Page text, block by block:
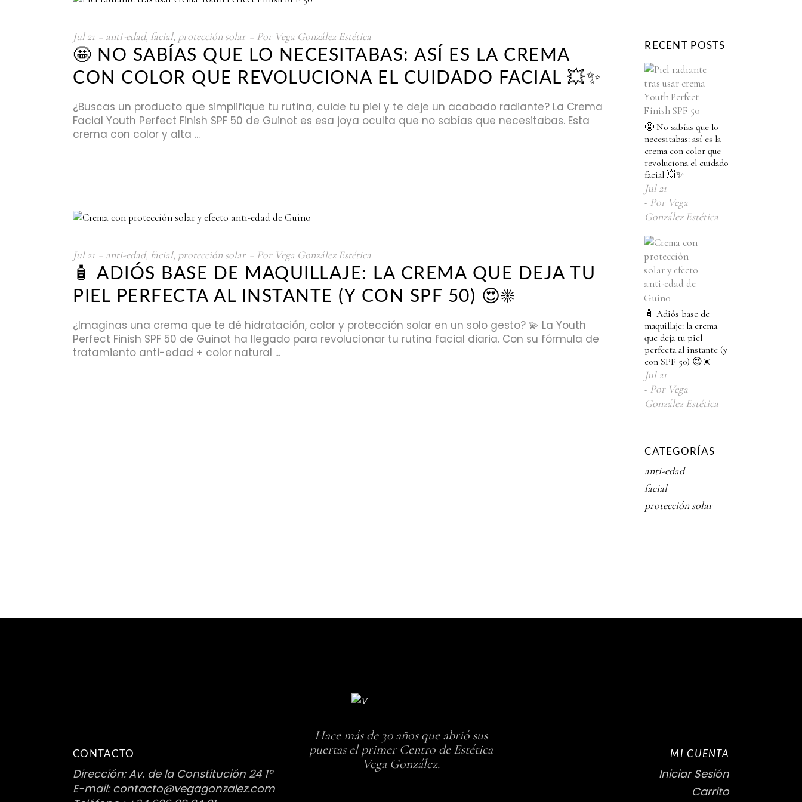
Jul 21 anti-edad, facial, protección solar Por Vega González Estética
🤩 NO SABÍAS QUE LO NECESITABAS: ASÍ ES LA CREMA
CON COLOR QUE REVOLUCIONA EL CUIDADO FACIAL 💥✨
¿Buscas un producto que simplifique tu rutina, cuide tu piel y te deje un acabado radiante? La Crema
Facial Youth Perfect Finish SPF 50 de Guinot es esa joya oculta que no sabías que necesitabas. Esta
crema con color y alta
Jul 21 anti-edad, facial, protección solar Por Vega González Estética
🧴 ADIÓS BASE DE MAQUILLAJE: LA CREMA QUE DEJA TU
PIEL PERFECTA AL INSTANTE (Y CON SPF 50) 😍☀️
¿Imaginas una crema que te dé hidratación, color y protección solar en un solo gesto? 💫 La Youth
Perfect Finish SPF 50 de Guinot ha llegado para revolucionar tu rutina facial diaria. Con su fórmula de
tratamiento anti-edad + color natural
RECENT POSTS
🤩 No sabías que lo
necesitabas: así es la
crema con color que
revoluciona el cuidado
facial 💥✨
Jul 21
Por Vega
González Estética
🧴 Adiós base de
maquillaje: la crema
que deja tu piel
perfecta al instante (y
con SPF 50) 😍☀️
Jul 21
Por Vega
González Estética
CATEGORÍAS
anti-edad
facial
protección solar
CONTACTO
Dirección: Av. de la Constitución 24 1º
E-mail: contacto@vegagonzalez.com
Hace más de 30 años que abrió sus
puertas el primer Centro de Estética
Vega González.
MI CUENTA
Iniciar Sesión
Carrito